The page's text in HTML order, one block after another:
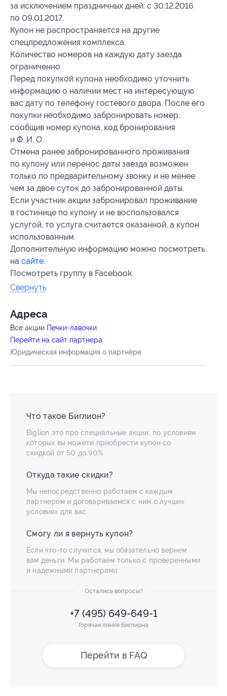
за исключением праздничных дней: с 30.12.2016
по 09.01.2017.
Купон не распространяется на другие
спецпредложения комплекса.
Количество номеров на каждую дату заезда
ограниченно.
Перед покупкой купона необходимо уточнить
информацию о наличии мест на интересующую
вас дату по телефону гостевого двора. После его
покупки необходимо забронировать номер,
сообщив номер купона, код бронирования
и Ф. И. О.
Отмена ранее забронированного проживания
по купону или перенос даты заезда возможен
только по предварительному звонку и не менее
чем за двое суток до забронированной даты.
Если участник акции забронировал проживание
в гостинице по купону и не воспользовался
услугой, то услуга считается оказанной, а купон
использованным.
Дополнительную информацию можно посмотреть
на сайте.
Посмотреть группу в Facebook.
Свернуть
Адресa
Все акции Печки-лавочки
Перейти на сайт партнера
Юридическая информация о партнёре
Что такое Биглион?
Biglion это про специальные акции, по условиям
которых вы можете приобрести купон со
скидкой от 50 до 90%
Откуда такие скидки?
Мы непосредственно работаем с каждым
партнером и договариваемся с ним о лучших
условиях для вас
Смогу ли я вернуть купон?
Если что-то случится, мы обязательно вернем
вам деньги. Мы работаем только с проверенными
и надежными партнерами
Остались вопросы?
+7 (495) 649-649-1
Горячая линия Биглиона
Перейти в FAQ